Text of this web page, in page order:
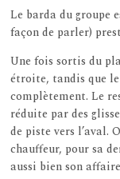
Le barda du groupe
façon de parler)
Une fois sortis du
étroite, tandis que
complètement. Le
réduite par des
de piste vers l’aval.
chauffeur, pour sa
aussi bien son